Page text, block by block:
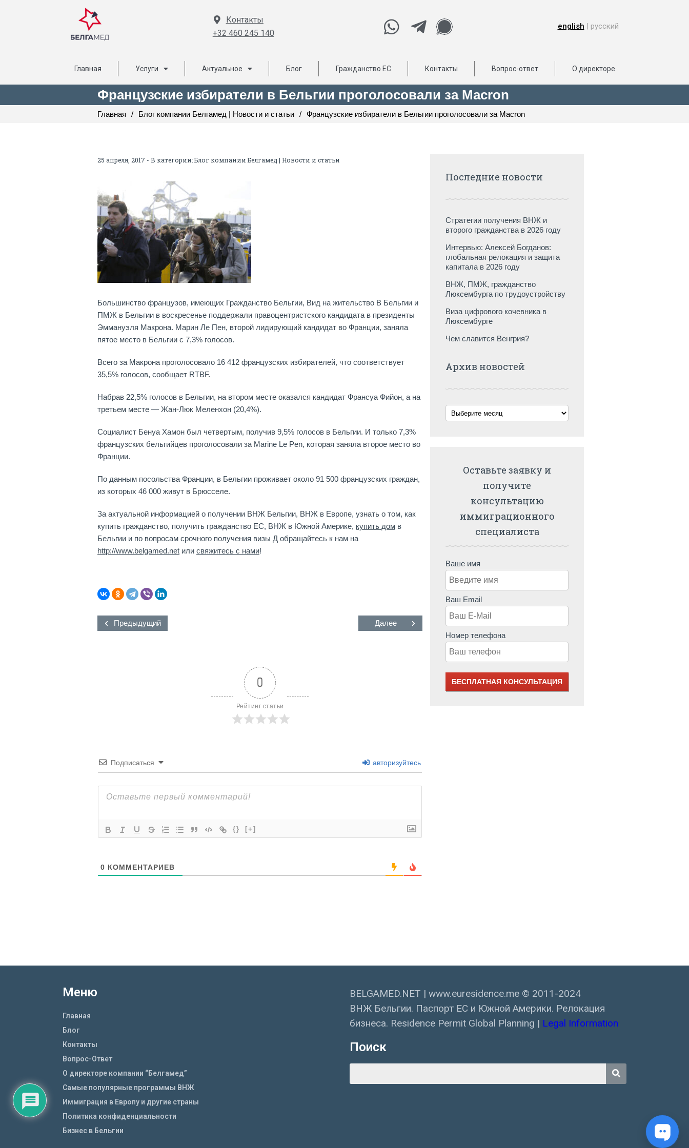
Контакты
+32 460 245 140
english | русский
Главная Услуги Актуальное Блог Гражданство ЕС Контакты Вопрос-ответ О директоре
Французские избиратели в Бельгии проголосовали за Macron
Главная / Блог компании Белгамед | Новости и статьи / Французские избиратели в Бельгии проголосовали за Macron
25 апреля, 2017 - В категории:Блог компании Белгамед | Новости и статьи
Большинство французов, имеющих Гражданство Бельгии, Вид на жительство В Бельгии и
ПМЖ в Бельгии в воскресенье поддержали правоцентристского кандидата в президенты
Эммануэля Макрона. Марин Ле Пен, второй лидирующий кандидат во Франции, заняла
пятое место в Бельгии с 7,3% голосов.
Всего за Макрона проголосовало 16 412 французских избирателей, что соответствует
35,5% голосов, сообщает RTBF.
Набрав 22,5% голосов в Бельгии, на втором месте оказался кандидат Франсуа Фийон, а на
третьем месте — Жан-Люк Меленхон (20,4%).
Социалист Бенуа Хамон был четвертым, получив 9,5% голосов в Бельгии. И только 7,3%
французских бельгийцев проголосовали за Marine Le Pen, которая заняла второе место во
Франции.
По данным посольства Франции, в Бельгии проживает около 91 500 французских граждан,
из которых 46 000 живут в Брюсселе.
За актуальной информацией о получении ВНЖ Бельгии, ВНЖ в Европе, узнать о том, как
купить гражданство, получить гражданство ЕС, ВНЖ в Южной Америке, купить дом в
Бельгии и по вопросам срочного получения визы Д обращайтесь к нам на
http://www.belgamed.net или свяжитесь с нами!
Далее
Предыдущий
0
Рейтинг статьи
Подписаться авторизуйтесь
{} [+]
0 КОММЕНТАРИЕВ
Последние новости
Стратегии получения ВНЖ и
второго гражданства в 2026 году
Интервью: Алексей Богданов:
глобальная релокация и защита
капитала в 2026 году
ВНЖ, ПМЖ, гражданство
Люксембурга по трудоустройству
Виза цифрового кочевника в
Люксембурге
Чем славится Венгрия?
Архив новостей
Оставьте заявку и
получите
консультацию
иммиграционного
специалиста
Ваше имя
Ваш Email
Номер телефона
Меню
Главная
Блог
Контакты
Вопрос-Ответ
О директоре компании “Белгамед”
Самые популярные программы ВНЖ
Иммиграция в Европу и другие страны
Политика конфиденциальности
Бизнес в Бельгии
BELGAMED.NET | www.euresidence.me © 2011-2024
ВНЖ Бельгии. Паспорт ЕС и Южной Америки. Релокация
бизнеса. Residence Permit Global Planning | Legal Information
Поиск